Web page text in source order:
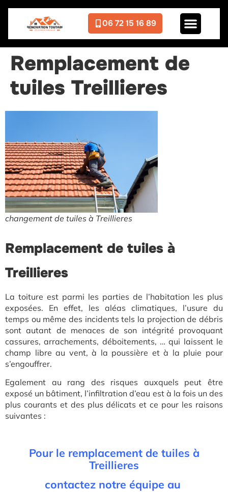
06 72 15 16 89
Remplacement de
tuiles Treillieres
changement de tuiles à Treillieres
Remplacement de tuiles à
Treillieres
La toiture est parmi les parties de l’habitation les plus
exposées. En effet, les aléas climatiques, l’usure du
temps ou même des incidents tels la projection de débris
sont autant de menaces de son intégrité provoquant
cassures, arrachements, déboitements, … qui laissent le
champ libre au vent, à la poussière et à la pluie pour
s’engouffrer.
Egalement au rang des risques auxquels peut être
exposé un bâtiment, l’infiltration d’eau est à la fois un des
plus courants et des plus délicats et ce pour les raisons
suivantes :
Pour le remplacement de tuiles à
Treillieres
contactez notre équipe au